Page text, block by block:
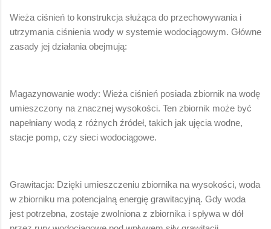
Wieża ciśnień to konstrukcja służąca do przechowywania i
utrzymania ciśnienia wody w systemie wodociągowym. Główne
zasady jej działania obejmują:
Magazynowanie wody: Wieża ciśnień posiada zbiornik na wodę
umieszczony na znacznej wysokości. Ten zbiornik może być
napełniany wodą z różnych źródeł, takich jak ujęcia wodne,
stacje pomp, czy sieci wodociągowe.
Grawitacja: Dzięki umieszczeniu zbiornika na wysokości, woda
w zbiorniku ma potencjalną energię grawitacyjną. Gdy woda
jest potrzebna, zostaje zwolniona z zbiornika i spływa w dół